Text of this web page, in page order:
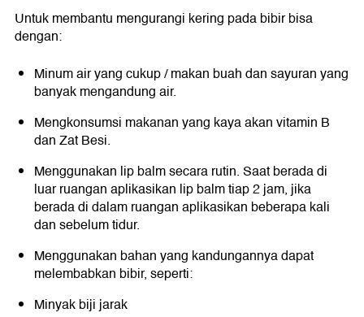
Untuk membantu mengurangi kering pada bibir bisa
dengan:
Minum air yang cukup / makan buah dan sayuran yang
banyak mengandung air.
Mengkonsumsi makanan yang kaya akan vitamin B
dan Zat Besi.
Menggunakan lip balm secara rutin. Saat berada di
luar ruangan aplikasikan lip balm tiap 2 jam, jika
berada di dalam ruangan aplikasikan beberapa kali
dan sebelum tidur.
Menggunakan bahan yang kandungannya dapat
melembabkan bibir, seperti:
Minyak biji jarak